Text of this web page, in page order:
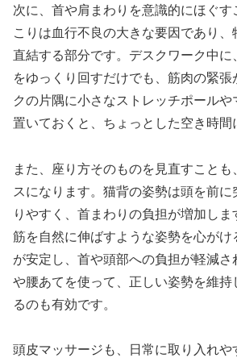
次に、首や肩まわりを意識的にほぐす
こりは血行不良の大きな要因であり、
直結する部分です。デスクワーク中に
をゆっくり回すだけでも、筋肉の緊張
クの片隅に小さなストレッチポール
置いておくと、ちょっとした空き時間
また、座り方そのものを見直すことも
スになります。猫背の姿勢は頭を前
りやすく、首まわりの負担が増加し
筋を自然に伸ばすような姿勢を心がけ
が安定し、首や頭部への負担が軽減さ
や腰あてを使って、正しい姿勢を維持
るのも有効です。
頭皮マッサージも、日常に取り入れや